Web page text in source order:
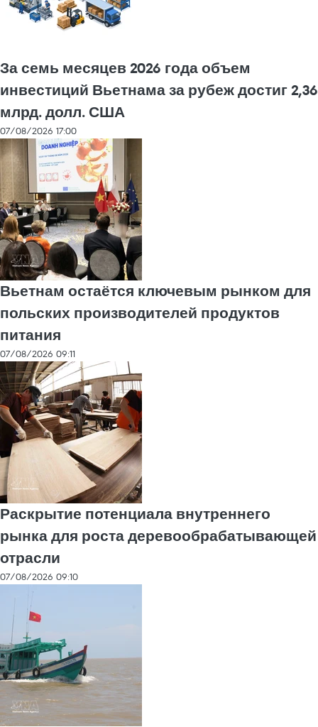
За семь месяцев 2026 года объем
инвестиций Вьетнама за рубеж достиг 2,36
млрд. долл. США
07/08/2026 17:00
Вьетнам остаётся ключевым рынком для
польских производителей продуктов
питания
07/08/2026 09:11
Раскрытие потенциала внутреннего
рынка для роста деревообрабатывающей
отрасли
07/08/2026 09:10